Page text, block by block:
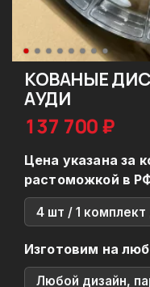
КОВАНЫЕ
АУДИ
137 700 ₽
Цена указана за
растоможкой в
4 шт / 1 комплект
Изготовим на
Любой дизайн,